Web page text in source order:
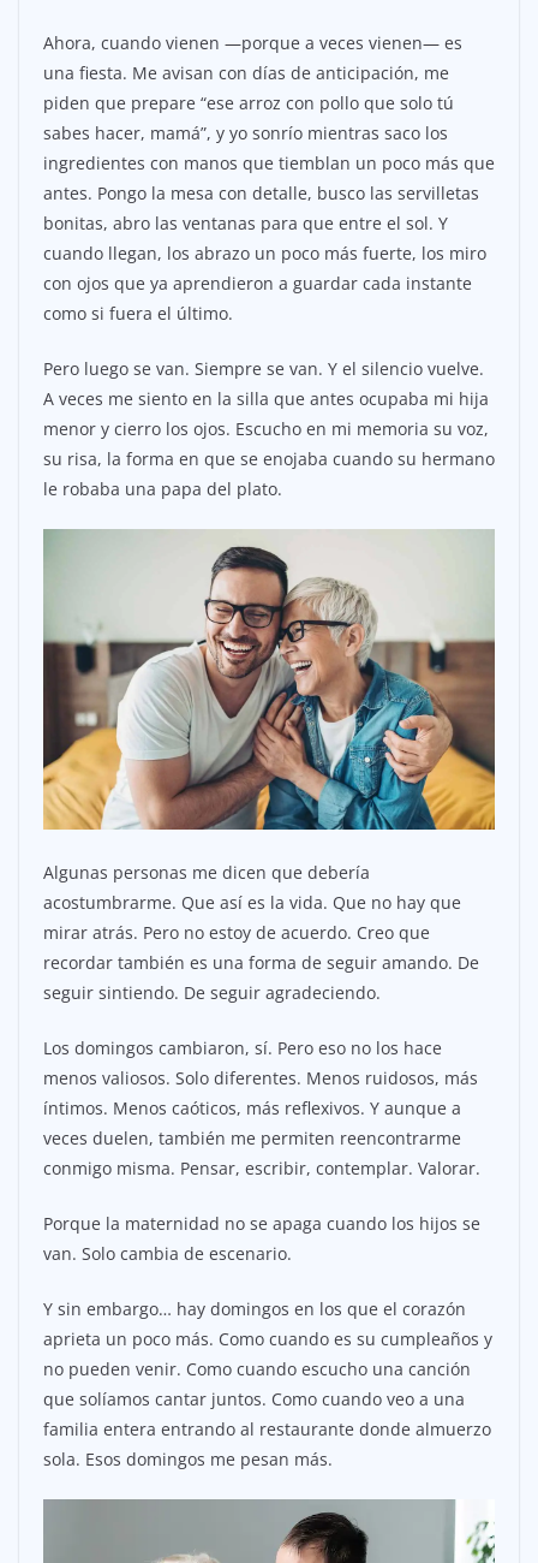
Ahora, cuando vienen —porque a veces vienen— es
una fiesta. Me avisan con días de anticipación, me
piden que prepare “ese arroz con pollo que solo tú
sabes hacer, mamá”, y yo sonrío mientras saco los
ingredientes con manos que tiemblan un poco más que
antes. Pongo la mesa con detalle, busco las servilletas
bonitas, abro las ventanas para que entre el sol. Y
cuando llegan, los abrazo un poco más fuerte, los miro
con ojos que ya aprendieron a guardar cada instante
como si fuera el último.
Pero luego se van. Siempre se van. Y el silencio vuelve.
A veces me siento en la silla que antes ocupaba mi hija
menor y cierro los ojos. Escucho en mi memoria su voz,
su risa, la forma en que se enojaba cuando su hermano
le robaba una papa del plato.
Algunas personas me dicen que debería
acostumbrarme. Que así es la vida. Que no hay que
mirar atrás. Pero no estoy de acuerdo. Creo que
recordar también es una forma de seguir amando. De
seguir sintiendo. De seguir agradeciendo.
Los domingos cambiaron, sí. Pero eso no los hace
menos valiosos. Solo diferentes. Menos ruidosos, más
íntimos. Menos caóticos, más reflexivos. Y aunque a
veces duelen, también me permiten reencontrarme
conmigo misma. Pensar, escribir, contemplar. Valorar.
Porque la maternidad no se apaga cuando los hijos se
van. Solo cambia de escenario.
Y sin embargo… hay domingos en los que el corazón
aprieta un poco más. Como cuando es su cumpleaños y
no pueden venir. Como cuando escucho una canción
que solíamos cantar juntos. Como cuando veo a una
familia entera entrando al restaurante donde almuerzo
sola. Esos domingos me pesan más.